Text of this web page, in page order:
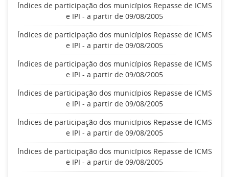
Índices de participação dos municípios Repasse de ICMS
e IPI - a partir de 09/08/2005
Índices de participação dos municípios Repasse de ICMS
e IPI - a partir de 09/08/2005
Índices de participação dos municípios Repasse de ICMS
e IPI - a partir de 09/08/2005
Índices de participação dos municípios Repasse de ICMS
e IPI - a partir de 09/08/2005
Índices de participação dos municípios Repasse de ICMS
e IPI - a partir de 09/08/2005
Índices de participação dos municípios Repasse de ICMS
e IPI - a partir de 09/08/2005